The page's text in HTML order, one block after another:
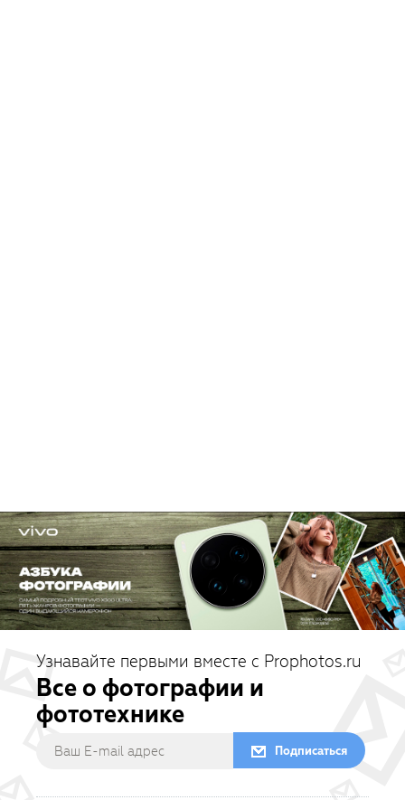
Узнавайте первыми вместе с Prophotos.ru
Все о фотографии и
фототехнике
Подписаться